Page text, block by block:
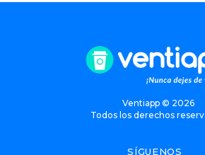
Ventiapp © 2026
Todos los derechos
SÍGUENOS